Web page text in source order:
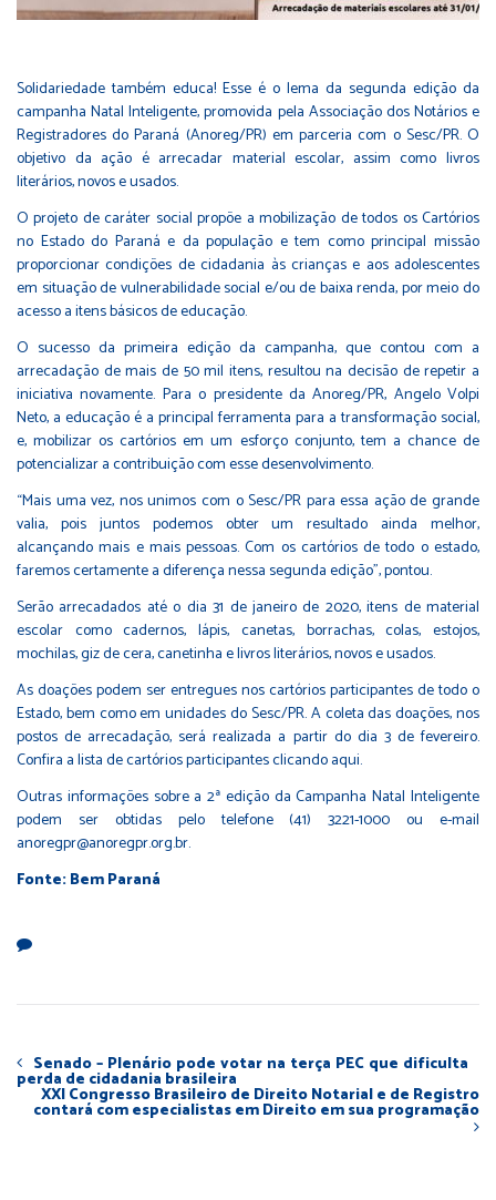
Solidariedade também educa! Esse é o lema da segunda edição da
campanha Natal Inteligente, promovida pela Associação dos Notários e
Registradores do Paraná (Anoreg/PR) em parceria com o Sesc/PR. O
objetivo da ação é arrecadar material escolar, assim como livros
literários, novos e usados.
O projeto de caráter social propõe a mobilização de todos os Cartórios
no Estado do Paraná e da população e tem como principal missão
proporcionar condições de cidadania às crianças e aos adolescentes
em situação de vulnerabilidade social e/ou de baixa renda, por meio do
acesso a itens básicos de educação.
O sucesso da primeira edição da campanha, que contou com a
arrecadação de mais de 50 mil itens, resultou na decisão de repetir a
iniciativa novamente. Para o presidente da Anoreg/PR, Angelo Volpi
Neto, a educação é a principal ferramenta para a transformação social,
e, mobilizar os cartórios em um esforço conjunto, tem a chance de
potencializar a contribuição com esse desenvolvimento.
“Mais uma vez, nos unimos com o Sesc/PR para essa ação de grande
valia, pois juntos podemos obter um resultado ainda melhor,
alcançando mais e mais pessoas. Com os cartórios de todo o estado,
faremos certamente a diferença nessa segunda edição”, pontou.
Serão arrecadados até o dia 31 de janeiro de 2020, itens de material
escolar como cadernos, lápis, canetas, borrachas, colas, estojos,
mochilas, giz de cera, canetinha e livros literários, novos e usados.
As doações podem ser entregues nos cartórios participantes de todo o
Estado, bem como em unidades do Sesc/PR. A coleta das doações, nos
postos de arrecadação, será realizada a partir do dia 3 de fevereiro.
Confira a lista de cartórios participantes clicando aqui.
Outras informações sobre a 2ª edição da Campanha Natal Inteligente
podem ser obtidas pelo telefone (41) 3221-1000 ou e-mail
anoregpr@anoregpr.org.br.
Fonte: Bem Paraná
Senado – Plenário pode votar na terça PEC que dificulta
perda de cidadania brasileira
XXI Congresso Brasileiro de Direito Notarial e de Registro
contará com especialistas em Direito em sua programação